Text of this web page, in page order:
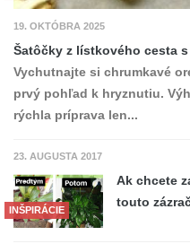
19. OKTÓBRA 2025
Šatôčky z lístkového cesta
Vychutnajte si chrumkavé
prvý pohľad k hryznutiu.
rýchla príprava len...
23. AUGUSTA 2017
INŠPIRÁCIE
Ak chcete
touto